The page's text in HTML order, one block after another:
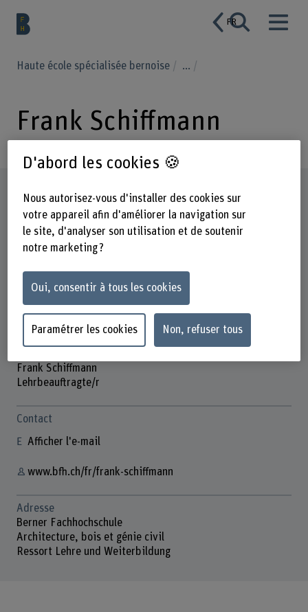
FR
Haute école spécialisée bernoise ...
Frank Schiffmann
Profil
Frank Schiffmann
Lehrbeauftragte/r
Contact
Afficher l'e-mail
www.bfh.ch/fr/frank-schiffmann
Adresse
Berner Fachhochschule
Architecture, bois et génie civil
Ressort Lehre und Weiterbildung
D'abord les cookies 🍪
Nous autorisez-vous d'installer des cookies sur
votre appareil afin d'améliorer la navigation sur
le site, d'analyser son utilisation et de soutenir
notre marketing ?
Oui, consentir à tous les cookies
Paramétrer les cookies Non, refuser tous